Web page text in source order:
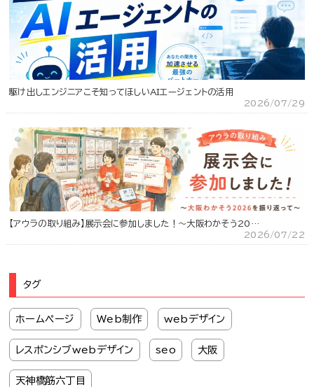
駆け出しエンジニアこそ知ってほしいAIエージェントの活用
2026/07/29
【アウラの取り組み】展示会に参加しました！～大阪わかそう20…
2026/07/22
タグ
ホームページ Web制作 webデザイン
レスポンシブwebデザイン seo 大阪
天神橋筋六丁目